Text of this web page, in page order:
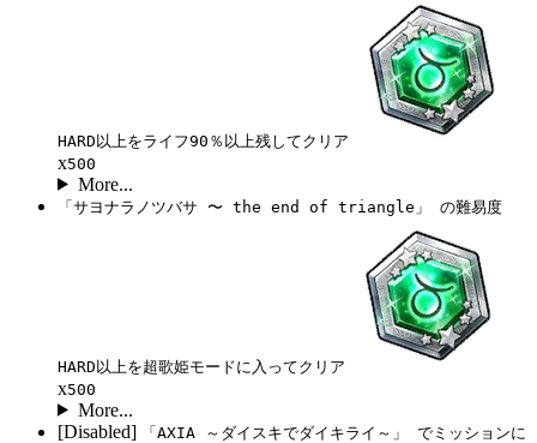
HARD以上をライフ90％以上残してクリア
x500
More...
「サヨナラノツバサ 〜 the end of triangle」 の難易度
HARD以上を超歌姫モードに入ってクリア
x500
More...
[Disabled]
「AXIA ～ダイスキでダイキライ～」 でミッションに